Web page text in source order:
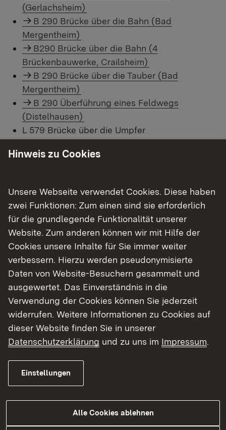
(Gerlachsheim)
B 290 Brücke über die Bahn (Bad
Mergentheim)
B290 Brücke über die Bahn (4
Brückenbauwerke, Crailsheim)
B 290 Brücke über die Tauber (Bad
Mergentheim)
B 290 Überführung eines Feldwegs
(Distelhausen)
L 579 Brücke über die Umpfer
L 1025 Brücke über die Jagst (Bieringen)
L 1036 Brücke über den Epbach (Öhringen)
L 1051 Brücke über den Epbach
(Neuenstein)
L 1090 Brücke über den Bernbach
(Bretzfeld/Hahnenbusch)
L 1096 Brücke über die Jagst (Bieringen)
L 2310 Überführung des „Lindelbacher
Wegs“ (Wertheim)
Show larger version
Hinweis zu Cookies
Unsere Webseite verwendet Cookies. Diese haben
zwei Funktionen: Zum einen sind sie erforderlich
für die grundlegende Funktionalität unserer
Website. Zum anderen können wir mit Hilfe der
Cookies unsere Inhalte für Sie immer weiter
verbessern. Hierzu werden pseudonymisierte
Daten von Website-Besuchern gesammelt und
ausgewertet. Das Einverständnis in die
Verwendung der Cookies können Sie jederzeit
widerrufen. Weitere Informationen zu Cookies auf
dieser Website finden Sie in unserer
Datenschutzerklärung und zu uns im Impressum.
Einstellungen
Alle Cookies ablehnen